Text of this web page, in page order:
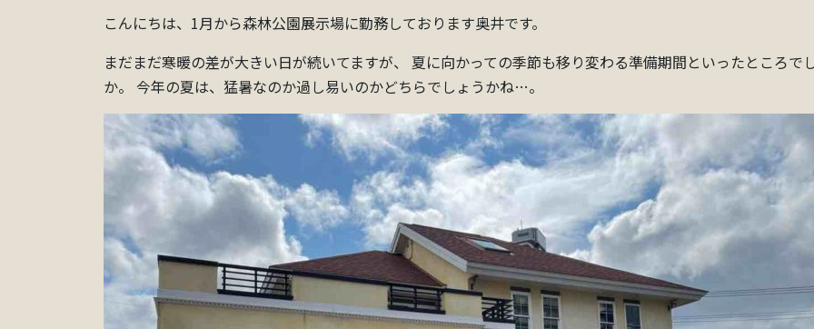
こんにちは、1月から森林公園展示場に勤務しております奥井です。
まだまだ寒暖の差が大きい日が続いてますが、 夏に向かっての季節も移り変わる準備期間といったところで
か。 今年の夏は、猛暑なのか過し易いのかどちらでしょうかね…。